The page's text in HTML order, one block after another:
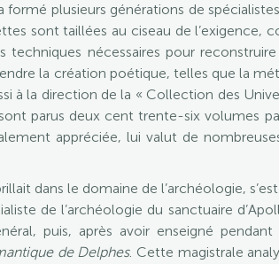
plusieurs générations de
sont taillées au ciseau de l’exigence,
nécessaires pour
la création poétique, telles que la
à la direction de la « Collection des
parus deux cent trente-six volumes
appréciée, lui valut de
dans le domaine de l’archéologie,
de l’archéologie du sanctuaire
puis, après avoir enseigné
de Delphes. Cette magistrale